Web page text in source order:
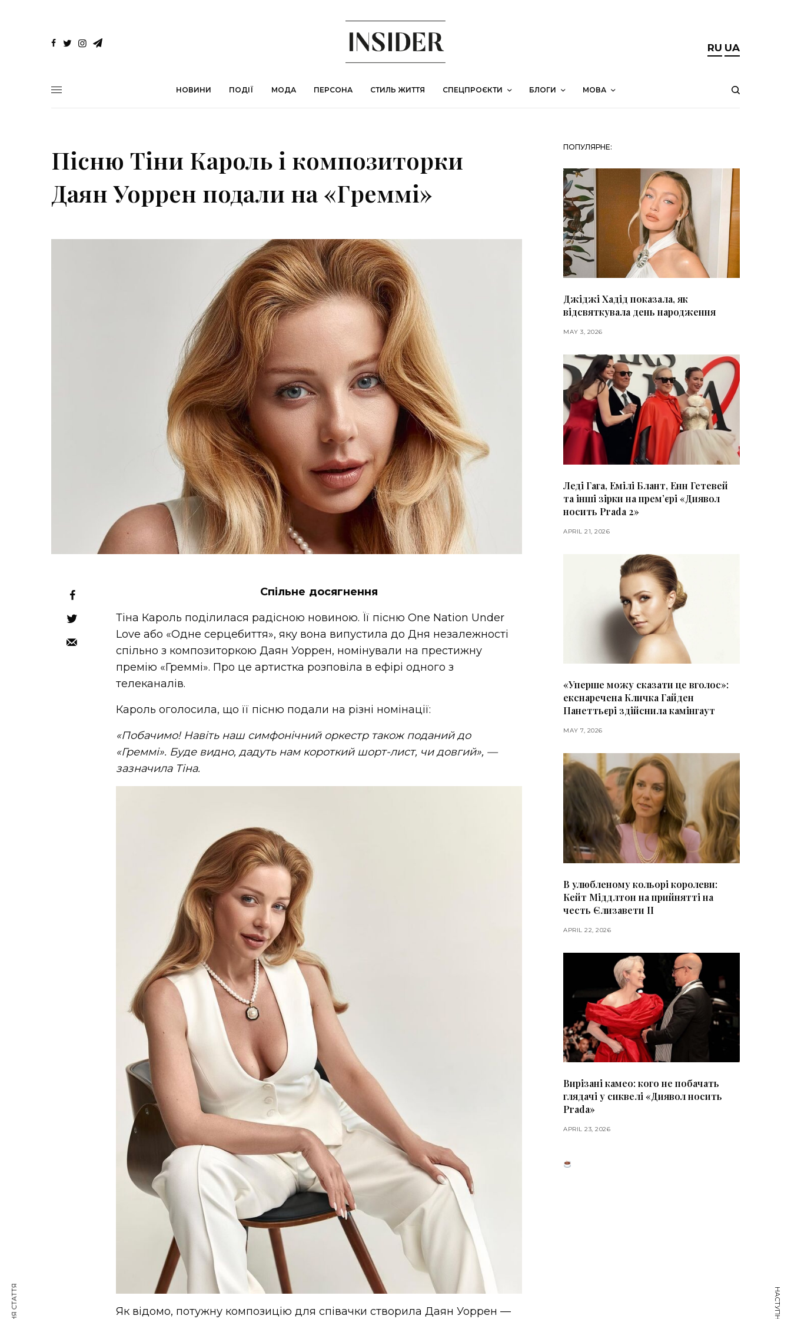
RU UA
НОВИНИ ПОДІЇ МОДА ПЕРСОНА СТИЛЬ ЖИТТЯ СПЕЦПРОЄКТИ БЛОГИ МОВА
Пісню Тіни Кароль і композиторки
Даян Уоррен подали на «Греммі»
Спільне досягнення
Тіна Кароль поділилася радісною новиною. Її пісню One Nation Under
Love або «Одне серцебиття», яку вона випустила до Дня незалежності
спільно з композиторкою Даян Уоррен, номінували на престижну
премію «Греммі». Про це артистка розповіла в ефірі одного з
телеканалів.
Кароль оголосила, що її пісню подали на різні номінації:
«Побачимо! Навіть наш симфонічний оркестр також поданий до
«Греммі». Буде видно, дадуть нам короткий шорт-лист, чи довгий», —
зазначила Тіна.
Як відомо, потужну композицію для співачки створила Даян Уоррен —
ПОПУЛЯРНЕ:
Джіджі Хадід показала, як
відсвяткувала день народження
MAY 3, 2026
Леді Гага, Емілі Блант, Енн Гетевей
та інші зірки на премʼєрі «Диявол
носить Prada 2»
APRIL 21, 2026
«Уперше можу сказати це вголос»:
екснаречена Кличка Гайден
Панеттьєрі здійснила камінгаут
MAY 7, 2026
В улюбленому кольорі королеви:
Кейт Міддлтон на прийнятті на
честь Єлизавети II
APRIL 22, 2026
Вирізані камео: кого не побачать
глядачі у сиквелі «Диявол носить
Prada»
APRIL 23, 2026